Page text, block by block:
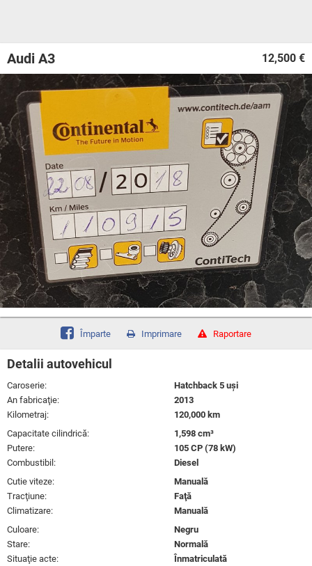
12,500 €
Audi A3
Împarte Imprimare Raportare
Detalii autovehicul
Caroserie:
Hatchback 5 uşi
An fabricaţie:
2013
Kilometraj:
120,000 km
Capacitate cilindrică:
1,598 cm³
Putere:
105 CP (78 kW)
Combustibil:
Diesel
Cutie viteze:
Manuală
Tracţiune:
Faţă
Climatizare:
Manuală
Culoare:
Negru
Stare:
Normală
Situaţie acte:
Înmatriculată